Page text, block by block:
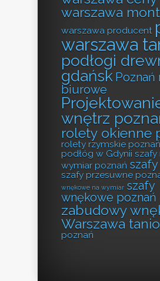
warszawa
warszawa producent
warszawa
podłogi
gdańsk
biurowe
wnętrz
rolety okienne
rolety rzymskie poznań
podłóg w Gdynii szafy
wymiar poznań
szafy przesuwne
wnękowe na wymiar szafy
wnękowe poznań
zabudowy
Warszawa tanio
poznań